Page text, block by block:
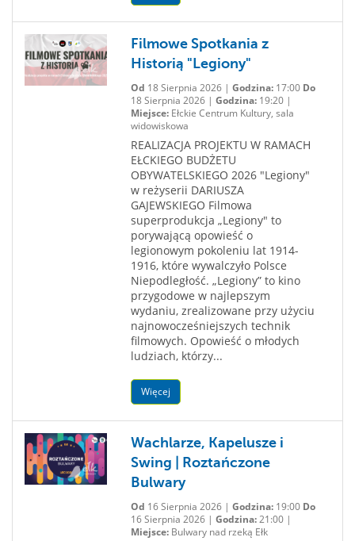
Filmowe Spotkania z
Historią "Legiony"
Od 18 Sierpnia 2026 | Godzina:17:00 Do
18 Sierpnia 2026 | Godzina:19:20 |
Miejsce:Ełckie Centrum Kultury, sala
widowiskowa
REALIZACJA PROJEKTU W RAMACH
EŁCKIEGO BUDŻETU
OBYWATELSKIEGO 2026 "Legiony"
w reżyserii DARIUSZA
GAJEWSKIEGO Filmowa
superprodukcja „Legiony" to
porywającą opowieść o
legionowym pokoleniu lat 1914-
1916, które wywalczyło Polsce
Niepodległość. „Legiony” to kino
przygodowe w najlepszym
wydaniu, zrealizowane przy użyciu
najnowocześniejszych technik
filmowych. Opowieść o młodych
ludziach, którzy...
Więcej
Wachlarze, Kapelusze i
Swing | Roztańczone
Bulwary
Od 16 Sierpnia 2026 | Godzina:19:00 Do
16 Sierpnia 2026 | Godzina:21:00 |
Miejsce:Bulwary nad rzeką Ełk